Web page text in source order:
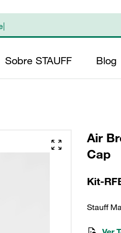
Sobre STAUFF Blog
Air
Cap
Kit-
Stauff